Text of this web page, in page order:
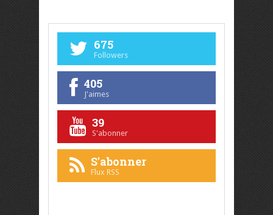
675
Followers
405
J'aimes
39
S'abonner
S'abonner
Flux RSS